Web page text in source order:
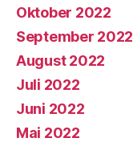
Oktober 2022
September 2022
August 2022
Juli 2022
Juni 2022
Mai 2022